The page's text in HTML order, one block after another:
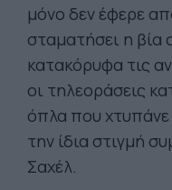
μόνο δεν έφερε
σταματήσει η βία
κατακόρυφα τις
οι τηλεοράσεις
όπλα που
την ίδια στιγμή
Σαχέλ.